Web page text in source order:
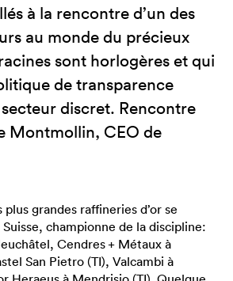
à la rencontre d’un des
au monde du précieux
sont horlogères et qui
de transparence
discret. Rencontre
Montmollin, CEO de
grandes raffineries d’or se
championne de la discipline:
Cendres + Métaux à
San Pietro (TI), Valcambi à